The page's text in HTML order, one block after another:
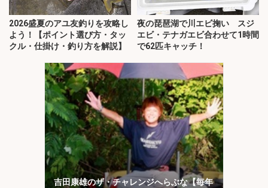
2026盛夏のアユ友釣りを攻略し
よう！【ポイント選び方・タッ
クル・仕掛け・釣り方を解説】
夜の琵琶湖で川エビ掬い スジ
エビ・テナガエビ合わせて1時間
で62匹キャッチ！
吉田康雄のザ・チャレンジへらぶな【毎年